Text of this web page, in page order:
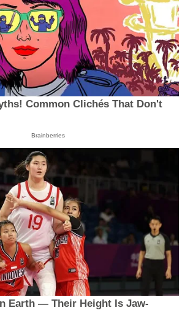
Common Clichés That Don't
Brainberries
Earth — Their Height Is Jaw-